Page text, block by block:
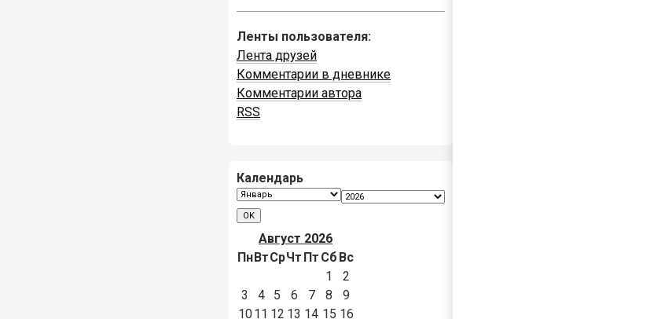
Ленты пользователя:
Лента друзей
Комментарии в дневнике
Комментарии автора
RSS
Календарь
Август 2026
ПнВтСрЧт Пт Сб Вс
1
2
3
4 5 6 7 8
9
1011 12 13 14 15 16